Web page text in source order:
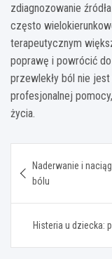
zdiagnozowanie
często
terapeutycznym
poprawę i powrócić
przewlekły ból nie
profesjonalnej
życia.
wpisu
Naderwanie i
bólu
Histeria u dziecka: